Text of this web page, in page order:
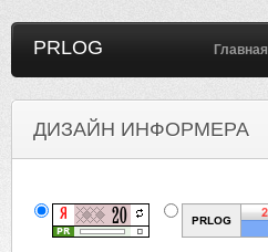
PRLOG Главная
ДИЗАЙН ИНФОРМЕРА